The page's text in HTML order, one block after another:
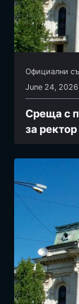
Официални
June 24, 2026
Среща с
за